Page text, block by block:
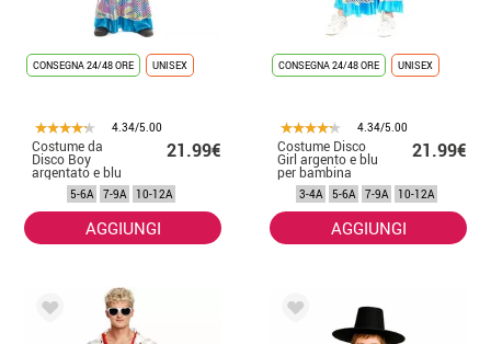
CONSEGNA 24/48 ORE UNISEX
4.34/5.00
Costume da
Disco Boy
argentato e blu
per bambino
21.99€
5-6A 7-9A 10-12A
AGGIUNGI
CONSEGNA 24/48 ORE UNISEX
4.34/5.00
Costume Disco
Girl argento e blu
per bambina
21.99€
3-4A 5-6A 7-9A 10-12A
AGGIUNGI